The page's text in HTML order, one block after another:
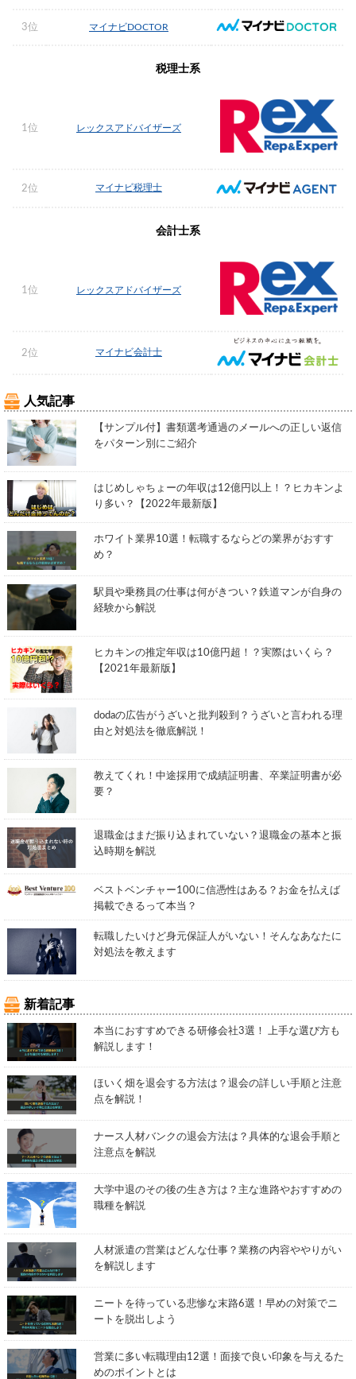
3位 マイナビDOCTOR
税理士系
1位 レックスアドバイザーズ
2位 マイナビ税理士
会計士系
1位 レックスアドバイザーズ
2位 マイナビ会計士
人気記事
【サンプル付】書類選考通過のメールへの正しい返信
をパターン別にご紹介
はじめしゃちょーの年収は12億円以上！？ヒカキンよ
り多い？【2022年最新版】
ホワイト業界10選！転職するならどの業界がおすす
め？
駅員や乗務員の仕事は何がきつい？鉄道マンが自身の
経験から解説
ヒカキンの推定年収は10億円超！？実際はいくら？
【2021年最新版】
dodaの広告がうざいと批判殺到？うざいと言われる理
由と対処法を徹底解説！
教えてくれ！中途採用で成績証明書、卒業証明書が必
要？
退職金はまだ振り込まれていない？退職金の基本と振
込時期を解説
ベストベンチャー100に信憑性はある？お金を払えば
掲載できるって本当？
転職したいけど身元保証人がいない！そんなあなたに
対処法を教えます
新着記事
本当におすすめできる研修会社3選！ 上手な選び方も
解説します！
ほいく畑を退会する方法は？退会の詳しい手順と注意
点を解説！
ナース人材バンクの退会方法は？具体的な退会手順と
注意点を解説
大学中退のその後の生き方は？主な進路やおすすめの
職種を解説
人材派遣の営業はどんな仕事？業務の内容ややりがい
を解説します
ニートを待っている悲惨な末路6選！早めの対策でニ
ートを脱出しよう
営業に多い転職理由12選！面接で良い印象を与えるた
めのポイントとは